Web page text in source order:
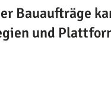
Bauaufträge
und